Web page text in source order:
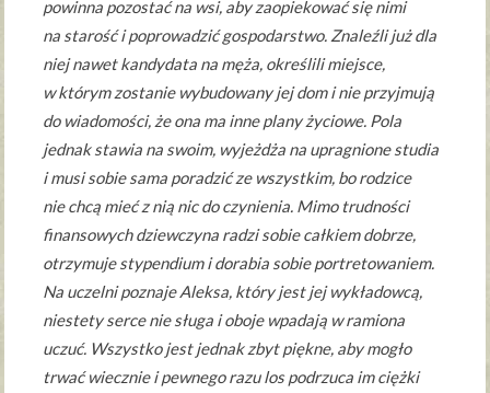
powinna pozostać na wsi, aby zaopiekować się nimi
na starość i poprowadzić gospodarstwo. Znaleźli już dla
niej nawet kandydata na męża, określili miejsce,
w którym zostanie wybudowany jej dom i nie przyjmują
do wiadomości, że ona ma inne plany życiowe. Pola
jednak stawia na swoim, wyjeżdża na upragnione studia
i musi sobie sama poradzić ze wszystkim, bo rodzice
nie chcą mieć z nią nic do czynienia. Mimo trudności
finansowych dziewczyna radzi sobie całkiem dobrze,
otrzymuje stypendium i dorabia sobie portretowaniem.
Na uczelni poznaje Aleksa, który jest jej wykładowcą,
niestety serce nie sługa i oboje wpadają w ramiona
uczuć. Wszystko jest jednak zbyt piękne, aby mogło
trwać wiecznie i pewnego razu los podrzuca im ciężki